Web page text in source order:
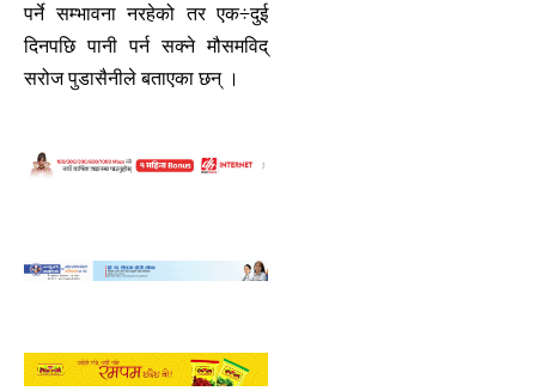
पर्ने सम्भावना नरहेको तर एक÷दुई
दिनपछि पानी पर्न सक्ने मौसमविद्
सरोज पुडासैनीले बताएका छन् ।